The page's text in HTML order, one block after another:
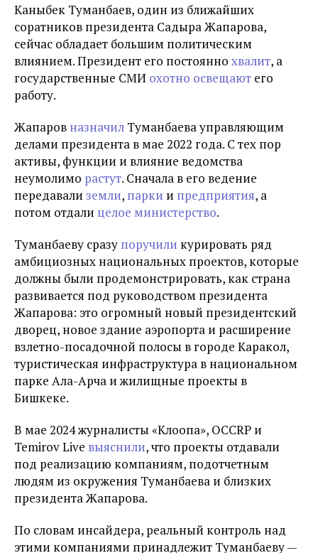
Каныбек Туманбаев, один из ближайших
соратников президента Садыра Жапарова,
сейчас обладает большим политическим
влиянием. Президент его постоянно хвалит, а
государственные СМИ охотно освещают его
работу.
Жапаров назначил Туманбаева управляющим
делами президента в мае 2022 года. С тех пор
активы, функции и влияние ведомства
неумолимо растут. Сначала в его ведение
передавали земли, парки и предприятия, а
потом отдали целое министерство.
Туманбаеву сразу поручили курировать ряд
амбициозных национальных проектов, которые
должны были продемонстрировать, как страна
развивается под руководством президента
Жапарова: это огромный новый президентский
дворец, новое здание аэропорта и расширение
взлетно-посадочной полосы в городе Каракол,
туристическая инфраструктура в национальном
парке Ала-Арча и жилищные проекты в
Бишкеке.
В мае 2024 журналисты «Клоопа», OCCRP и
Temirov Live выяснили, что проекты отдавали
под реализацию компаниям, подотчетным
людям из окружения Туманбаева и близких
президента Жапарова.
По словам инсайдера, реальный контроль над
этими компаниями принадлежит Туманбаеву —